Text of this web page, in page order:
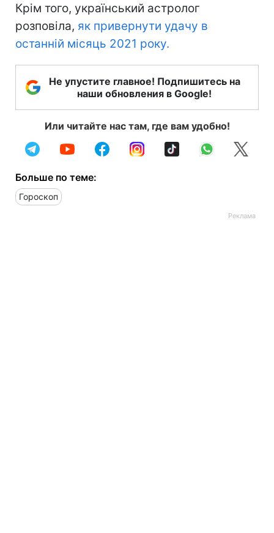
Крім того, український астролог
розповіла, як привернути удачу в
останній місяць 2021 року.
Не упустите главное! Подпишитесь на
наши обновления в Google!
Или читайте нас там, где вам удобно!
Больше по теме:
Гороскоп